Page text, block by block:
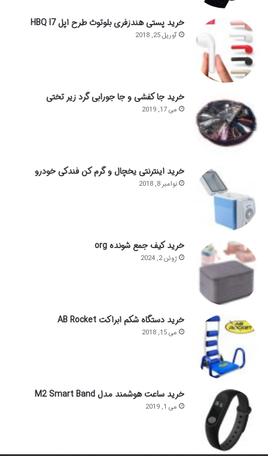
خرید پستی هندزفری بلوتوث طرح اپل HBQ I7
آوریل 25, 2018
خرید جا کفشی و جا جورابی گرد زیر تختی
می 17, 2019
خرید اینترنتی یخچال و گرم کن فندکی خودرو
نوامبر 8, 2018
خرید کیف جمع شونده org
ژوئن 2, 2024
خرید دستگاه شکم ابراکت AB Rocket
می 15, 2018
خرید ساعت هوشمند مدل M2 Smart Band
می 1, 2019